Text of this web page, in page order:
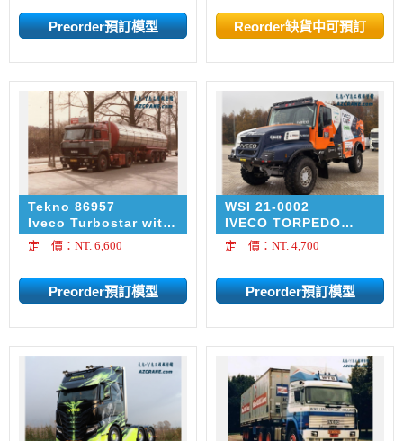
Tekno 86957
Iveco Turbostar with
3-axle tank semi-
trailer Svend Dahl
定 價：NT. 6,600
WSI 21-0002
IVECO TORPEDO
RALLY Leeuw
Rallysport
定 價：NT. 4,700